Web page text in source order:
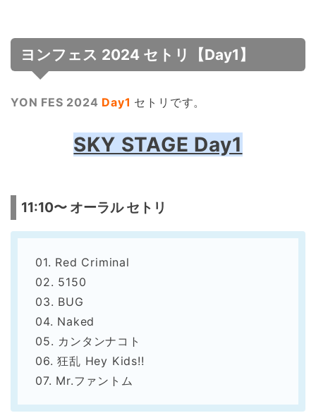
ヨンフェス 2024 セトリ【Day1】
YON FES 2024 Day1 セトリです。
SKY STAGE Day1
11:10〜 オーラル セトリ
01. Red Criminal
02. 5150
03. BUG
04. Naked
05. カンタンナコト
06. 狂乱 Hey Kids!!
07. Mr.ファントム